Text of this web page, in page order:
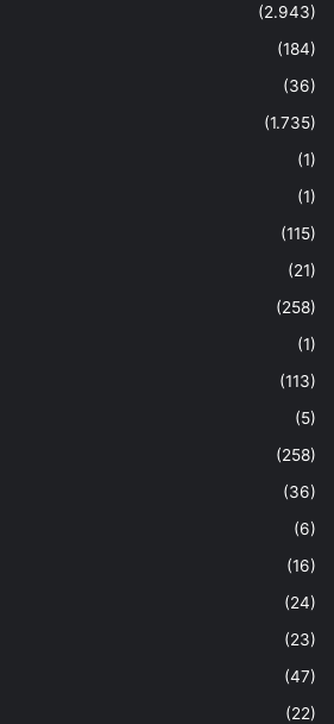
(2.943)
(184)
(36)
(1.735)
(1)
(1)
(115)
(21)
(258)
(1)
(113)
(5)
(258)
(36)
(6)
(16)
(24)
(23)
(47)
(22)